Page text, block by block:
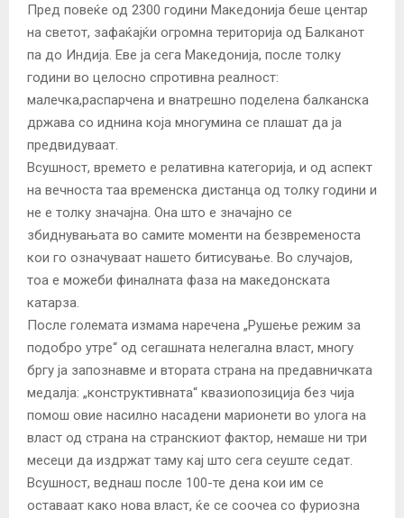
Пред повеќе од 2300 години Македонија беше центар
на светот, зафаќајќи огромна територија од Балканот
па до Индија. Еве ја сега Македонија, после толку
години во целосно спротивна реалност:
малечка,распарчена и внатрешно поделена балканска
држава со иднина која многумина се плашат да ја
предвидуваат.
Всушност, времето е релативна категорија, и од аспект
на вечноста таа временска дистанца од толку години и
не е толку значајна. Она што е значајно се
збиднувањата во самите моменти на безвременоста
кои го означуваат нашето битисување. Во случајов,
тоа е можеби финалната фаза на македонската
катарза.
После големата измама наречена „Рушење режим за
подобро утре“ од сегашната нелегална власт, многу
бргу ја запознавме и втората страна на предавничката
медалја: „конструктивната“ квазиопозиција без чија
помош овие насилно насадени марионети во улога на
власт од страна на странскиот фактор, немаше ни три
месеци да издржат таму кај што сега сеуште седат.
Всушност, веднаш после 100-те дена кои им се
оставаат како нова власт, ќе се соочеа со фуриозна